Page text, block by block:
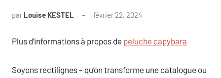
par Louise KESTEL février 22, 2024
Plus d’informations à propos de peluche capybara
Soyons rectilignes – qu’on transforme une catalogue ou